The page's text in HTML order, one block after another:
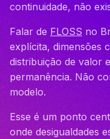
continuidade, não
Falar de FLOSSno
explícita, dimensões
distribuição de valor
permanência. Não
modelo.
Esse é um ponto
onde desigualdades